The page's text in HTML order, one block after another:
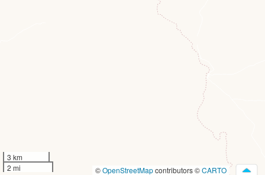
3 km
2 mi
©OpenStreetMapcontributors ©CARTO